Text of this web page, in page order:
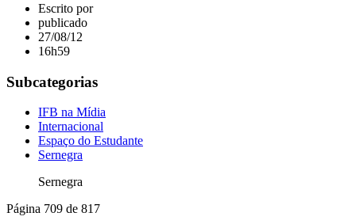
Escrito por
publicado
27/08/12
16h59
Subcategorias
IFB na Mídia
Internacional
Espaço do Estudante
Sernegra
Sernegra
Página 709 de 817